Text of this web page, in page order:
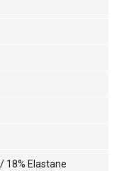
18% Elastane